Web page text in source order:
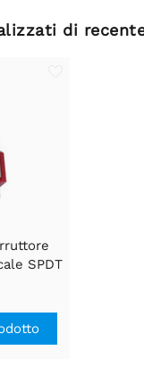
di
SPDT
ON